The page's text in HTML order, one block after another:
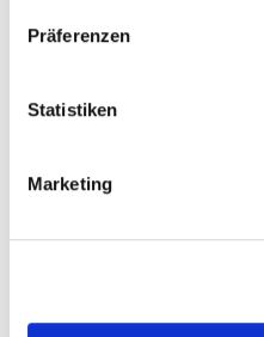
Präferenzen
Statistiken
Marketing